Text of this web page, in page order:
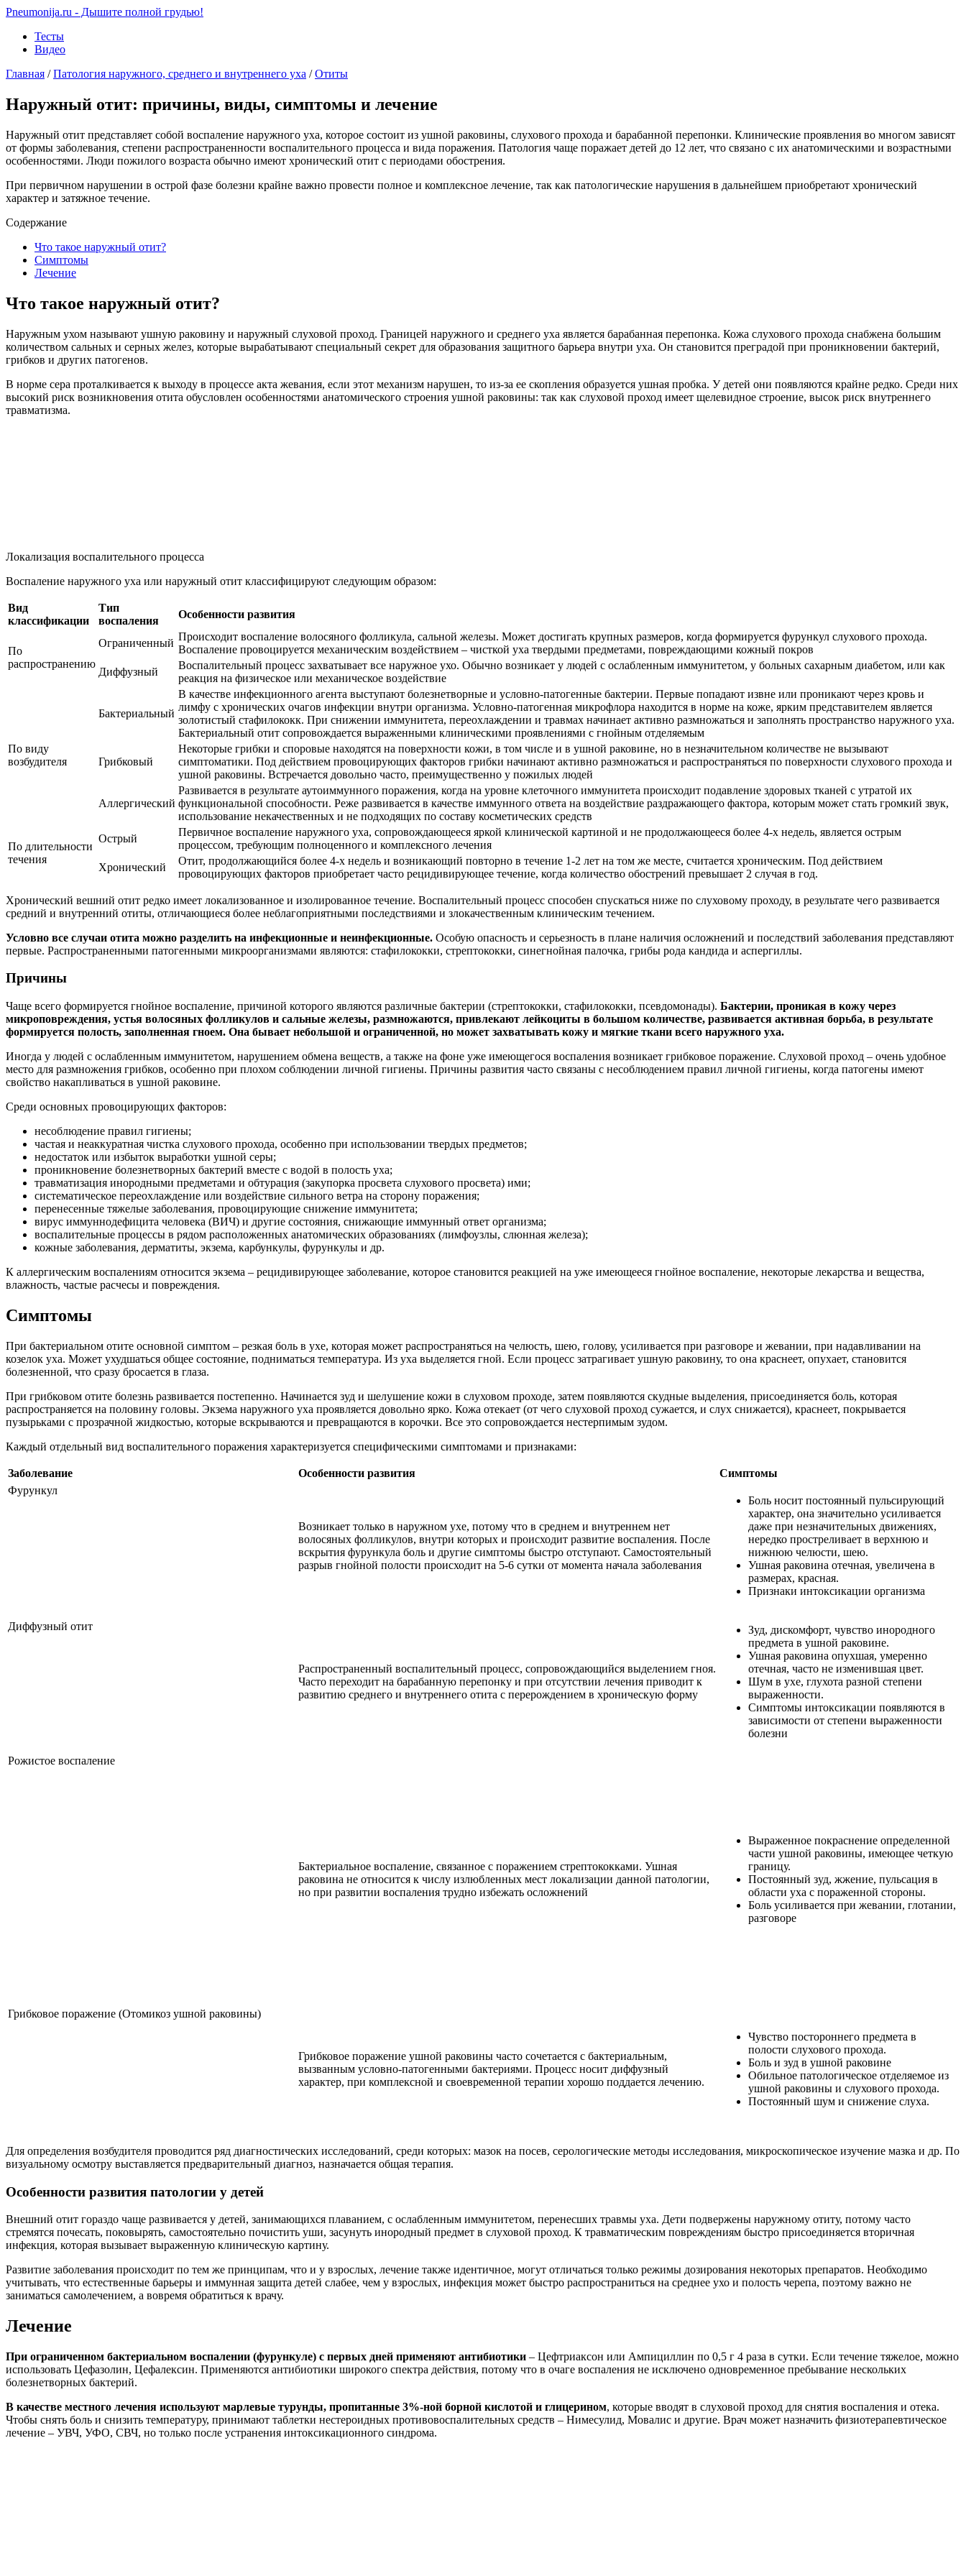
Pneumonija.ru - Дышите полной грудью!
Тесты
Видео
Главная / Патология наружного, среднего и внутреннего уха / Отиты
Наружный отит: причины, виды, симптомы и лечение
Наружный отит представляет собой воспаление наружного уха, которое состоит из ушной раковины, слухового прохода и барабанной перепонки. Клинические проявления во многом зависят
от формы заболевания, степени распространенности воспалительного процесса и вида поражения. Патология чаще поражает детей до 12 лет, что связано с их анатомическими и возрастными
особенностями. Люди пожилого возраста обычно имеют хронический отит с периодами обострения.
При первичном нарушении в острой фазе болезни крайне важно провести полное и комплексное лечение, так как патологические нарушения в дальнейшем приобретают хронический
характер и затяжное течение.
Содержание
Что такое наружный отит?
Симптомы
Лечение
Что такое наружный отит?
Наружным ухом называют ушную раковину и наружный слуховой проход. Границей наружного и среднего уха является барабанная перепонка. Кожа слухового прохода снабжена большим
количеством сальных и серных желез, которые вырабатывают специальный секрет для образования защитного барьера внутри уха. Он становится преградой при проникновении бактерий,
грибков и других патогенов.
В норме сера проталкивается к выходу в процессе акта жевания, если этот механизм нарушен, то из-за ее скопления образуется ушная пробка. У детей они появляются крайне редко. Среди них
высокий риск возникновения отита обусловлен особенностями анатомического строения ушной раковины: так как слуховой проход имеет щелевидное строение, высок риск внутреннего
травматизма.
Локализация воспалительного процесса
Воспаление наружного уха или наружный отит классифицируют следующим образом:
Вид
классификации
Тип
воспаления
Особенности развития
По
распространению
Ограниченный
Происходит воспаление волосяного фолликула, сальной железы. Может достигать крупных размеров, когда формируется фурункул слухового прохода.
Воспаление провоцируется механическим воздействием – чисткой уха твердыми предметами, повреждающими кожный покров
Диффузный
Воспалительный процесс захватывает все наружное ухо. Обычно возникает у людей с ослабленным иммунитетом, у больных сахарным диабетом, или как
реакция на физическое или механическое воздействие
По виду
возбудителя
Бактериальный
В качестве инфекционного агента выступают болезнетворные и условно-патогенные бактерии. Первые попадают извне или проникают через кровь и
лимфу с хронических очагов инфекции внутри организма. Условно-патогенная микрофлора находится в норме на коже, ярким представителем является
золотистый стафилококк. При снижении иммунитета, переохлаждении и травмах начинает активно размножаться и заполнять пространство наружного уха.
Бактериальный отит сопровождается выраженными клиническими проявлениями с гнойным отделяемым
Грибковый
Некоторые грибки и споровые находятся на поверхности кожи, в том числе и в ушной раковине, но в незначительном количестве не вызывают
симптоматики. Под действием провоцирующих факторов грибки начинают активно размножаться и распространяться по поверхности слухового прохода и
ушной раковины. Встречается довольно часто, преимущественно у пожилых людей
Аллергический
Развивается в результате аутоиммунного поражения, когда на уровне клеточного иммунитета происходит подавление здоровых тканей с утратой их
функциональной способности. Реже развивается в качестве иммунного ответа на воздействие раздражающего фактора, которым может стать громкий звук,
использование некачественных и не подходящих по составу косметических средств
По длительности
течения
Острый
Первичное воспаление наружного уха, сопровождающееся яркой клинической картиной и не продолжающееся более 4-х недель, является острым
процессом, требующим полноценного и комплексного лечения
Хронический
Отит, продолжающийся более 4-х недель и возникающий повторно в течение 1-2 лет на том же месте, считается хроническим. Под действием
провоцирующих факторов приобретает часто рецидивирующее течение, когда количество обострений превышает 2 случая в год.
Хронический вешний отит редко имеет локализованное и изолированное течение. Воспалительный процесс способен спускаться ниже по слуховому проходу, в результате чего развивается
средний и внутренний отиты, отличающиеся более неблагоприятными последствиями и злокачественным клиническим течением.
Условно все случаи отита можно разделить на инфекционные и неинфекционные. Особую опасность и серьезность в плане наличия осложнений и последствий заболевания представляют
первые. Распространенными патогенными микроорганизмами являются: стафилококки, стрептококки, синегнойная палочка, грибы рода кандида и аспергиллы.
Причины
Чаще всего формируется гнойное воспаление, причиной которого являются различные бактерии (стрептококки, стафилококки, псевдомонады). Бактерии, проникая в кожу через
микроповреждения, устья волосяных фолликулов и сальные железы, размножаются, привлекают лейкоциты в большом количестве, развивается активная борьба, в результате
формируется полость, заполненная гноем. Она бывает небольшой и ограниченной, но может захватывать кожу и мягкие ткани всего наружного уха.
Иногда у людей с ослабленным иммунитетом, нарушением обмена веществ, а также на фоне уже имеющегося воспаления возникает грибковое поражение. Слуховой проход – очень удобное
место для размножения грибков, особенно при плохом соблюдении личной гигиены. Причины развития часто связаны с несоблюдением правил личной гигиены, когда патогены имеют
свойство накапливаться в ушной раковине.
Среди основных провоцирующих факторов:
несоблюдение правил гигиены;
частая и неаккуратная чистка слухового прохода, особенно при использовании твердых предметов;
недостаток или избыток выработки ушной серы;
проникновение болезнетворных бактерий вместе с водой в полость уха;
травматизация инородными предметами и обтурация (закупорка просвета слухового просвета) ими;
систематическое переохлаждение или воздействие сильного ветра на сторону поражения;
перенесенные тяжелые заболевания, провоцирующие снижение иммунитета;
вирус иммуннодефицита человека (ВИЧ) и другие состояния, снижающие иммунный ответ организма;
воспалительные процессы в рядом расположенных анатомических образованиях (лимфоузлы, слюнная железа);
кожные заболевания, дерматиты, экзема, карбункулы, фурункулы и др.
К аллергическим воспалениям относится экзема – рецидивирующее заболевание, которое становится реакцией на уже имеющееся гнойное воспаление, некоторые лекарства и вещества,
влажность, частые расчесы и повреждения.
Симптомы
При бактериальном отите основной симптом – резкая боль в ухе, которая может распространяться на челюсть, шею, голову, усиливается при разговоре и жевании, при надавливании на
козелок уха. Может ухудшаться общее состояние, подниматься температура. Из уха выделяется гной. Если процесс затрагивает ушную раковину, то она краснеет, опухает, становится
болезненной, что сразу бросается в глаза.
При грибковом отите болезнь развивается постепенно. Начинается зуд и шелушение кожи в слуховом проходе, затем появляются скудные выделения, присоединяется боль, которая
распространяется на половину головы. Экзема наружного уха проявляется довольно ярко. Кожа отекает (от чего слуховой проход сужается, и слух снижается), краснеет, покрывается
пузырьками с прозрачной жидкостью, которые вскрываются и превращаются в корочки. Все это сопровождается нестерпимым зудом.
Каждый отдельный вид воспалительного поражения характеризуется специфическими симптомами и признаками:
Заболевание Особенности развития
Симптомы
Фурункул
Возникает только в наружном ухе, потому что в среднем и внутреннем нет
волосяных фолликулов, внутри которых и происходит развитие воспаления. После
вскрытия фурункула боль и другие симптомы быстро отступают. Самостоятельный
разрыв гнойной полости происходит на 5-6 сутки от момента начала заболевания
Боль носит постоянный пульсирующий
характер, она значительно усиливается
даже при незначительных движениях,
нередко простреливает в верхнюю и
нижнюю челюсти, шею.
Ушная раковина отечная, увеличена в
размерах, красная.
Признаки интоксикации организма
Диффузный отит
Распространенный воспалительный процесс, сопровождающийся выделением гноя.
Часто переходит на барабанную перепонку и при отсутствии лечения приводит к
развитию среднего и внутреннего отита с перерождением в хроническую форму
Зуд, дискомфорт, чувство инородного
предмета в ушной раковине.
Ушная раковина опухшая, умеренно
отечная, часто не изменившая цвет.
Шум в ухе, глухота разной степени
выраженности.
Симптомы интоксикации появляются в
зависимости от степени выраженности
болезни
Рожистое воспаление
Бактериальное воспаление, связанное с поражением стрептококками. Ушная
раковина не относится к числу излюбленных мест локализации данной патологии,
но при развитии воспаления трудно избежать осложнений
Выраженное покраснение определенной
части ушной раковины, имеющее четкую
границу.
Постоянный зуд, жжение, пульсация в
области уха с пораженной стороны.
Боль усиливается при жевании, глотании,
разговоре
Грибковое поражение (Отомикоз ушной раковины)
Грибковое поражение ушной раковины часто сочетается с бактериальным,
вызванным условно-патогенными бактериями. Процесс носит диффузный
характер, при комплексной и своевременной терапии хорошо поддается лечению.
Чувство постороннего предмета в
полости слухового прохода.
Боль и зуд в ушной раковине
Обильное патологическое отделяемое из
ушной раковины и слухового прохода.
Постоянный шум и снижение слуха.
Для определения возбудителя проводится ряд диагностических исследований, среди которых: мазок на посев, серологические методы исследования, микроскопическое изучение мазка и др. По
визуальному осмотру выставляется предварительный диагноз, назначается общая терапия.
Особенности развития патологии у детей
Внешний отит гораздо чаще развивается у детей, занимающихся плаванием, с ослабленным иммунитетом, перенесших травмы уха. Дети подвержены наружному отиту, потому часто
стремятся почесать, поковырять, самостоятельно почистить уши, засунуть инородный предмет в слуховой проход. К травматическим повреждениям быстро присоединяется вторичная
инфекция, которая вызывает выраженную клиническую картину.
Развитие заболевания происходит по тем же принципам, что и у взрослых, лечение также идентичное, могут отличаться только режимы дозирования некоторых препаратов. Необходимо
учитывать, что естественные барьеры и иммунная защита детей слабее, чем у взрослых, инфекция может быстро распространиться на среднее ухо и полость черепа, поэтому важно не
заниматься самолечением, а вовремя обратиться к врачу.
Лечение
При ограниченном бактериальном воспалении (фурункуле) с первых дней применяют антибиотики – Цефтриаксон или Ампициллин по 0,5 г 4 раза в сутки. Если течение тяжелое, можно
использовать Цефазолин, Цефалексин. Применяются антибиотики широкого спектра действия, потому что в очаге воспаления не исключено одновременное пребывание нескольких
болезнетворных бактерий.
В качестве местного лечения используют марлевые турунды, пропитанные 3%-ной борной кислотой и глицерином, которые вводят в слуховой проход для снятия воспаления и отека.
Чтобы снять боль и снизить температуру, принимают таблетки нестероидных противовоспалительных средств – Нимесулид, Мовалис и другие. Врач может назначить физиотерапевтическое
лечение – УВЧ, УФО, СВЧ, но только после устранения интоксикационного синдрома.